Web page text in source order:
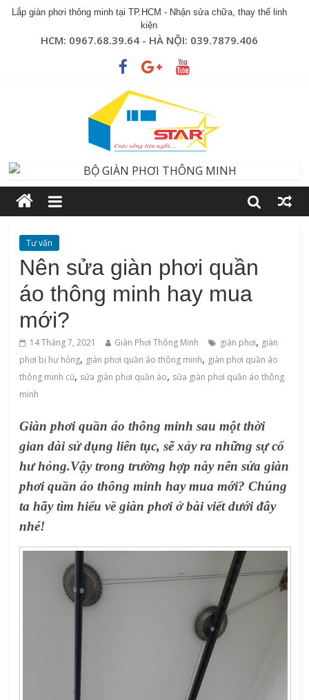
Lắp giàn phơi thông minh tại TP.HCM - Nhận sửa chữa, thay thế linh
kiện
HCM: 0967.68.39.64 - HÀ NỘI: 039.7879.406
Tư vấn
Nên sửa giàn phơi quần
áo thông minh hay mua
mới?
14 Tháng 7, 2021 Giàn Phơi Thông Minh giàn phơi, giàn
phơi bị hư hỏng, giàn phơi quần áo thông minh, giàn phơi quần áo
thông minh cũ, sửa giàn phơi quần áo, sửa giàn phơi quần áo thông
minh
Giàn phơi quần áo thông minh sau một thời
gian dài sử dụng liên tục, sẽ xảy ra những sự cố
hư hỏng.Vậy trong trường hợp này nên sửa giàn
phơi quần áo thông minh hay mua mới? Chúng
ta hãy tìm hiểu về giàn phơi ở bài viết dưới đây
nhé!